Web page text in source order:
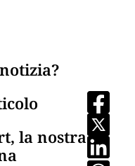
la nostra